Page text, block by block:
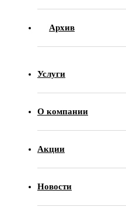
Архив
Услуги
О компании
Акции
Новости